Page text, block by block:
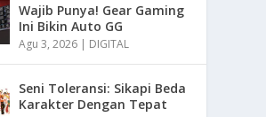
Wajib Punya! Gear Gaming
Ini Bikin Auto GG
Agu 3, 2026 | DIGITAL
Seni Toleransi: Sikapi Beda
Karakter Dengan Tepat